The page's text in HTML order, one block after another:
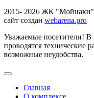
2015- 2026 ЖК "Мойнаки"
сайт создан webarena.pro
Уважаемые посетители! В
проводятся технические
возможные неудобства.
Главная